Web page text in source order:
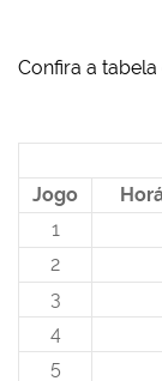
Confira a
Jogo
1
2
3
4
5